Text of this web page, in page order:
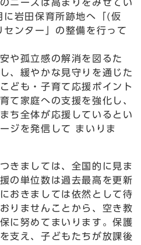
ニーズは高まりをみせてい
岩田保育所跡地へ「(仮
ンター」の整備を行って
や孤立感の解消を図るた
、緩やかな見守りを通じた
ども・子育て応援ポイント
て家庭への支援を強化し、
ち全体が応援しているとい
ジを発信して まいりま
きましては、全国的に見ま
の単位数は過去最高を更新
おきましては依然として待
りませんことから、空き教
に努めてまいります。保護
支え、子どもたちが放課後